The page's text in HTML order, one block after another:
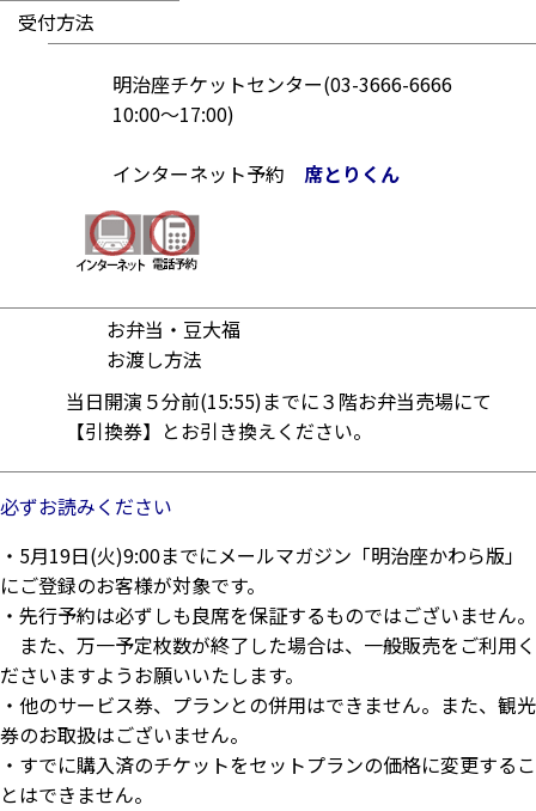
受付方法
明治座チケットセンター(03-3666-6666
10:00～17:00)
インターネット予約 席とりくん
お弁当・豆大福
お渡し方法
当日開演５分前(15:55)までに３階お弁当売場にて
【引換券】とお引き換えください。
必ずお読みください
・5月19日(火)9:00までにメールマガジン「明治座かわら版」
にご登録のお客様が対象です。
・先行予約は必ずしも良席を保証するものではございません。
また、万一予定枚数が終了した場合は、一般販売をご利用く
ださいますようお願いいたします。
・他のサービス券、プランとの併用はできません。また、観光
券のお取扱はございません。
・すでに購入済のチケットをセットプランの価格に変更するこ
とはできません。